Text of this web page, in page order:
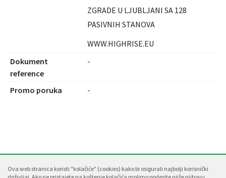
Ova web stranica koristi "kolačiće" (cookies) kako bi osigurali najbolji korisnički
ZGRADE U LJUBLJANI SA 128
PASIVNIH STANOVA
WWW.HIGHRISE.EU
Dokument
reference
-
Promo poruka -